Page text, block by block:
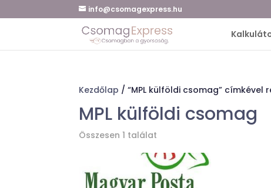
info@csomagexpress.hu
Kezdőlap / “MPL külföldi csomag” címkével
MPL külföldi csomag
Összesen 1 találat